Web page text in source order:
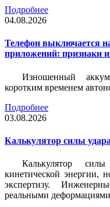
Подробнее
04.08.2026
Телефон выключается
приложений: признаки
Изношенный
коротким временем
Подробнее
03.08.2026
Калькулятор силы
Калькулятор
кинетической энергии,
экспертизу.
реальными